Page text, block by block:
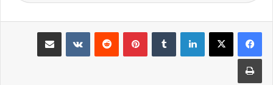
لينكدإن بينتيريست